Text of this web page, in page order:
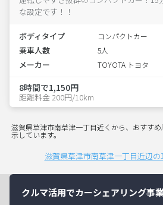
な設定です！！
ボディタイプ コンパクトカー
乗車人数 5人
メーカー TOYOTA トヨタ
8時間で1,150円
距離料金 200円/10km
滋賀県草津市南草津一丁目近くから、おすす
示しています。
滋賀県草津市南草津一丁目近辺
クルマ活用でカーシェアリング事